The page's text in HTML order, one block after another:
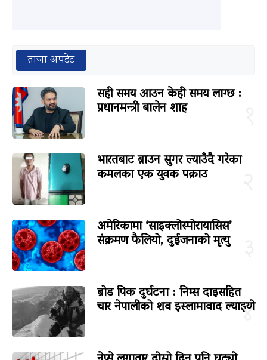
ताजा अपडेट
सही समय आउन केही समय लाग्छ :
प्रधानमन्त्री बालेन शाह
भारतबाट ब्राउन सुगर ल्याउँदै गरेका
कमलका एक युवक पक्राउ
अमेरिकामा ‘साइक्लोस्पोरायासिस’
संक्रमण फैलियो, दुईजनाको मृत्यु
४
ब्रोड पिक दुर्घटना : निम्स दाइसहित
चार नेपालीको शव इस्लामावाद ल्याइयो